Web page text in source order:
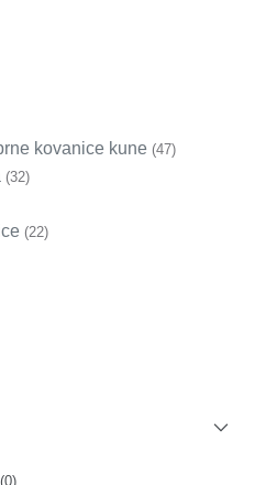
kovanice kune (47)
(32)
(22)
(0)